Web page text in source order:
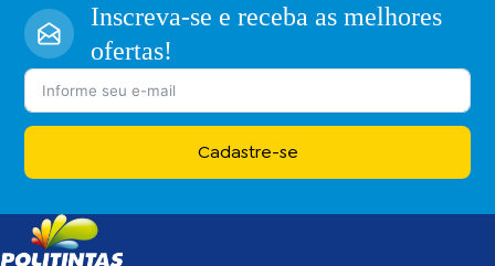
Inscreva-se e receba as melhores
ofertas!
Cadastre-se